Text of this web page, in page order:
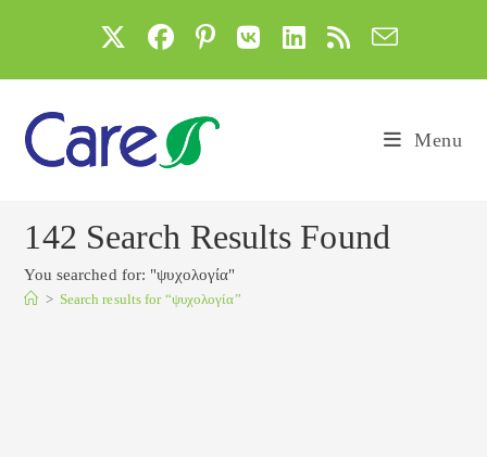
Menu
142 Search Results Found
You searched for: "ψυχολογία"
> Search results for“ψυχολογία”